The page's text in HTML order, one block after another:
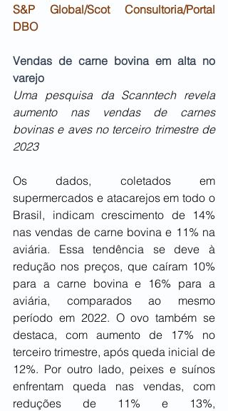
S&P Global/Scot Consultoria/Portal
DBO
Vendas de carne bovina em alta no
varejo
Uma pesquisa da Scanntech revela
aumento nas vendas de carnes
bovinas e aves no terceiro trimestre de
2023
Os dados, coletados em
supermercados e atacarejos em todo o
Brasil, indicam crescimento de 14%
nas vendas de carne bovina e 11% na
aviária. Essa tendência se deve à
redução nos preços, que caíram 10%
para a carne bovina e 16% para a
aviária, comparados ao mesmo
período em 2022. O ovo também se
destaca, com aumento de 17% no
terceiro trimestre, após queda inicial de
12%. Por outro lado, peixes e suínos
enfrentam queda nas vendas, com
reduções de 11% e 13%,